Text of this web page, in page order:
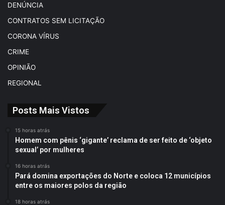
DENÚNCIA
CONTRATOS SEM LICITAÇÃO
CORONA VÍRUS
CRIME
OPINIÃO
REGIONAL
Posts Mais Vistos
15 horas atrás
Homem com pênis ‘gigante’ reclama de ser feito de ‘objeto
sexual’ por mulheres
16 horas atrás
Pará domina exportações do Norte e coloca 12 municípios
entre os maiores polos da região
18 horas atrás